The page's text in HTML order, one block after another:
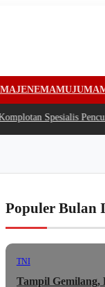
MAJENEMAMUJU
Spesialis
Populer Bulan
TNI
Tampil